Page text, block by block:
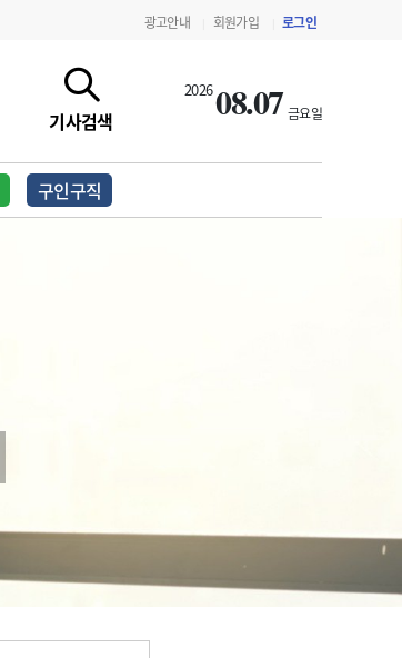
광고안내 회원가입 로그인
기사검색
202608.07 금요일
구인구직